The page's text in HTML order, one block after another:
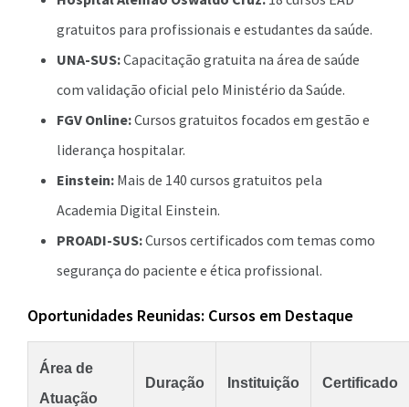
gratuitos para profissionais e estudantes da saúde.
UNA-SUS:Capacitação gratuita na área de saúde
com validação oficial pelo Ministério da Saúde.
FGV Online:Cursos gratuitos focados em gestão e
liderança hospitalar.
Einstein: Mais de 140 cursos gratuitos pela
Academia Digital Einstein.
PROADI-SUS:Cursos certificados com temas como
segurança do paciente e ética profissional.
Oportunidades Reunidas: Cursos em Destaque
Área de
Atuação
Duração Instituição Certificado